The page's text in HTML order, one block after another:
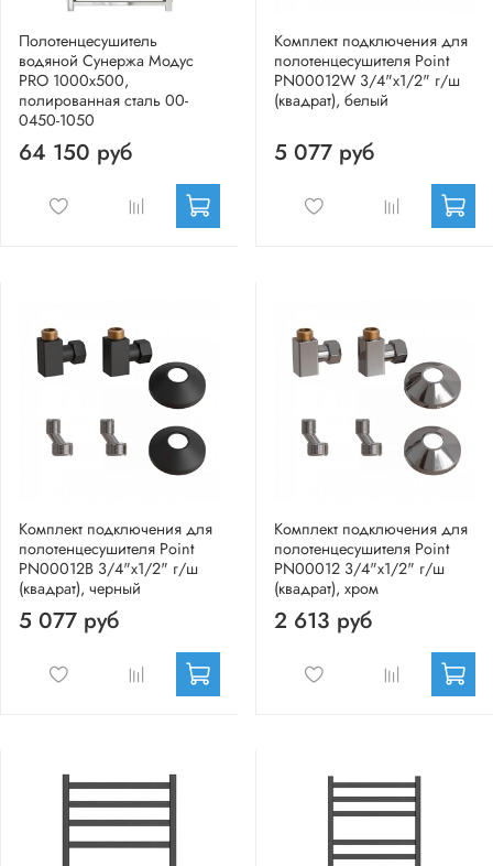
Полотенцесушитель
водяной Сунержа Модус
PRO 1000x500,
полированная сталь 00-
0450-1050
64 150 руб
Комплект подключения для
полотенцесушителя Point
PN00012W 3/4"х1/2" г/ш
(квадрат), белый
5 077 руб
Комплект подключения для
полотенцесушителя Point
PN00012B 3/4"х1/2" г/ш
(квадрат), черный
5 077 руб
Комплект подключения для
полотенцесушителя Point
PN00012 3/4"х1/2" г/ш
(квадрат), хром
2 613 руб